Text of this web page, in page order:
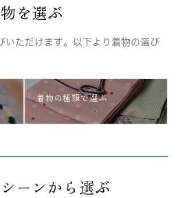
を選ぶ
いただけます。以下より着物の選び
着物の種類で選ぶ
ーンから選ぶ